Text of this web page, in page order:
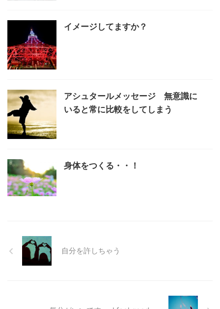
イメージしてますか？
アシュタールメッセージ 無意識に
いると常に比較をしてしまう
身体をつくる・・！
自分を許しちゃう